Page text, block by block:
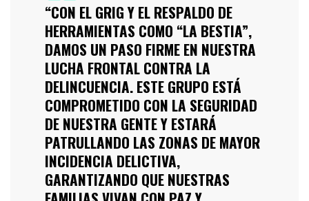
“CON EL GRIG Y EL RESPALDO DE
HERRAMIENTAS COMO “LA BESTIA”,
DAMOS UN PASO FIRME EN NUESTRA
LUCHA FRONTAL CONTRA LA
DELINCUENCIA. ESTE GRUPO ESTÁ
COMPROMETIDO CON LA SEGURIDAD
DE NUESTRA GENTE Y ESTARÁ
PATRULLANDO LAS ZONAS DE MAYOR
INCIDENCIA DELICTIVA,
GARANTIZANDO QUE NUESTRAS